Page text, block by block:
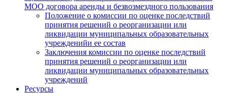
МОО договора аренды и безвозмездного пользования
Положение о комиссии по оценке последствий
принятия решений о реорганизации или
ликвидации муниципальных образовательных
учрежденийи ее состав
Заключения комиссии по оценке последствий
принятия решений о реорганизации или
ликвидации муниципальных образовательных
учреждений
Ресурсы